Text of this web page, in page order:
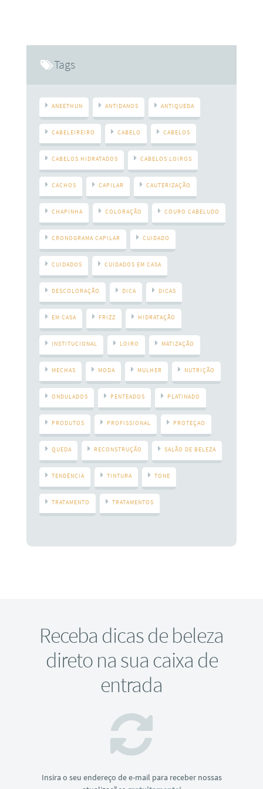
Tags
ANEETHUN ANTIDANOS ANTIQUEDA
CABELEIREIRO CABELO CABELOS
CABELOS HIDRATADOS CABELOS LOIROS
CACHOS CAPILAR CAUTERIZAÇÃO
CHAPINHA COLORAÇÃO COURO CABELUDO
CRONOGRAMA CAPILAR CUIDADO
CUIDADOS CUIDADOS EM CASA
DESCOLORAÇÃO DICA DICAS
EM CASA FRIZZ HIDRATAÇÃO
INSTITUCIONAL LOIRO MATIZAÇÃO
MECHAS MODA MULHER NUTRIÇÃO
ONDULADOS PENTEADOS PLATINADO
PRODUTOS PROFISSIONAL PROTEÇAO
QUEDA RECONSTRUÇÃO SALÃO DE BELEZA
TENDÊNCIA TINTURA TONE
TRATAMENTO TRATAMENTOS
Receba dicas de beleza
direto na sua caixa de
entrada
Insira o seu endereço de e-mail para receber nossas